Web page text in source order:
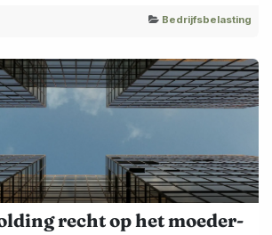
Bedrijfsbelasting
recht op het moeder-